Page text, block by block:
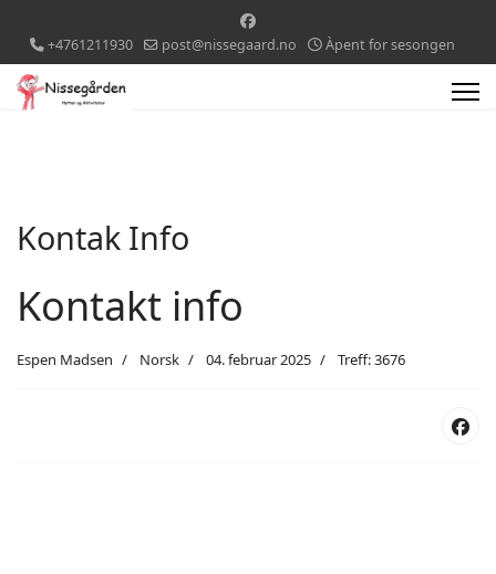
+4761211930 post@nissegaard.no Àpent for sesongen
Kontak Info
Kontakt info
Espen Madsen Norsk 04. februar 2025 Treff: 3676